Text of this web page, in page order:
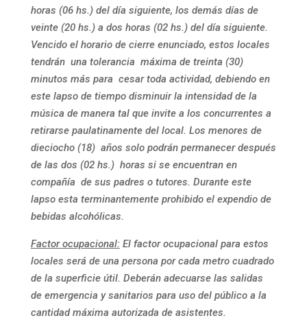
horas (06 hs.) del día siguiente, los demás días de
veinte (20 hs.) a dos horas (02 hs.) del día siguiente.
Vencido el horario de cierre enunciado, estos locales
tendrán una tolerancia máxima de treinta (30)
minutos más para cesar toda actividad, debiendo en
este lapso de tiempo disminuir la intensidad de la
música de manera tal que invite a los concurrentes a
retirarse paulatinamente del local. Los menores de
dieciocho (18) años solo podrán permanecer después
de las dos (02 hs.) horas si se encuentran en
compañía de sus padres o tutores. Durante este
lapso esta terminantemente prohibido el expendio de
bebidas alcohólicas.
Factor ocupacional:El factor ocupacional para estos
locales será de una persona por cada metro cuadrado
de la superficie útil. Deberán adecuarse las salidas
de emergencia y sanitarios para uso del público a la
cantidad máxima autorizada de asistentes.